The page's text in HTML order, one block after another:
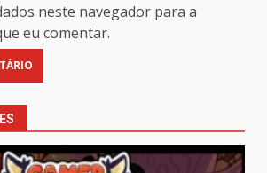
neste navegador para a
eu comentar.